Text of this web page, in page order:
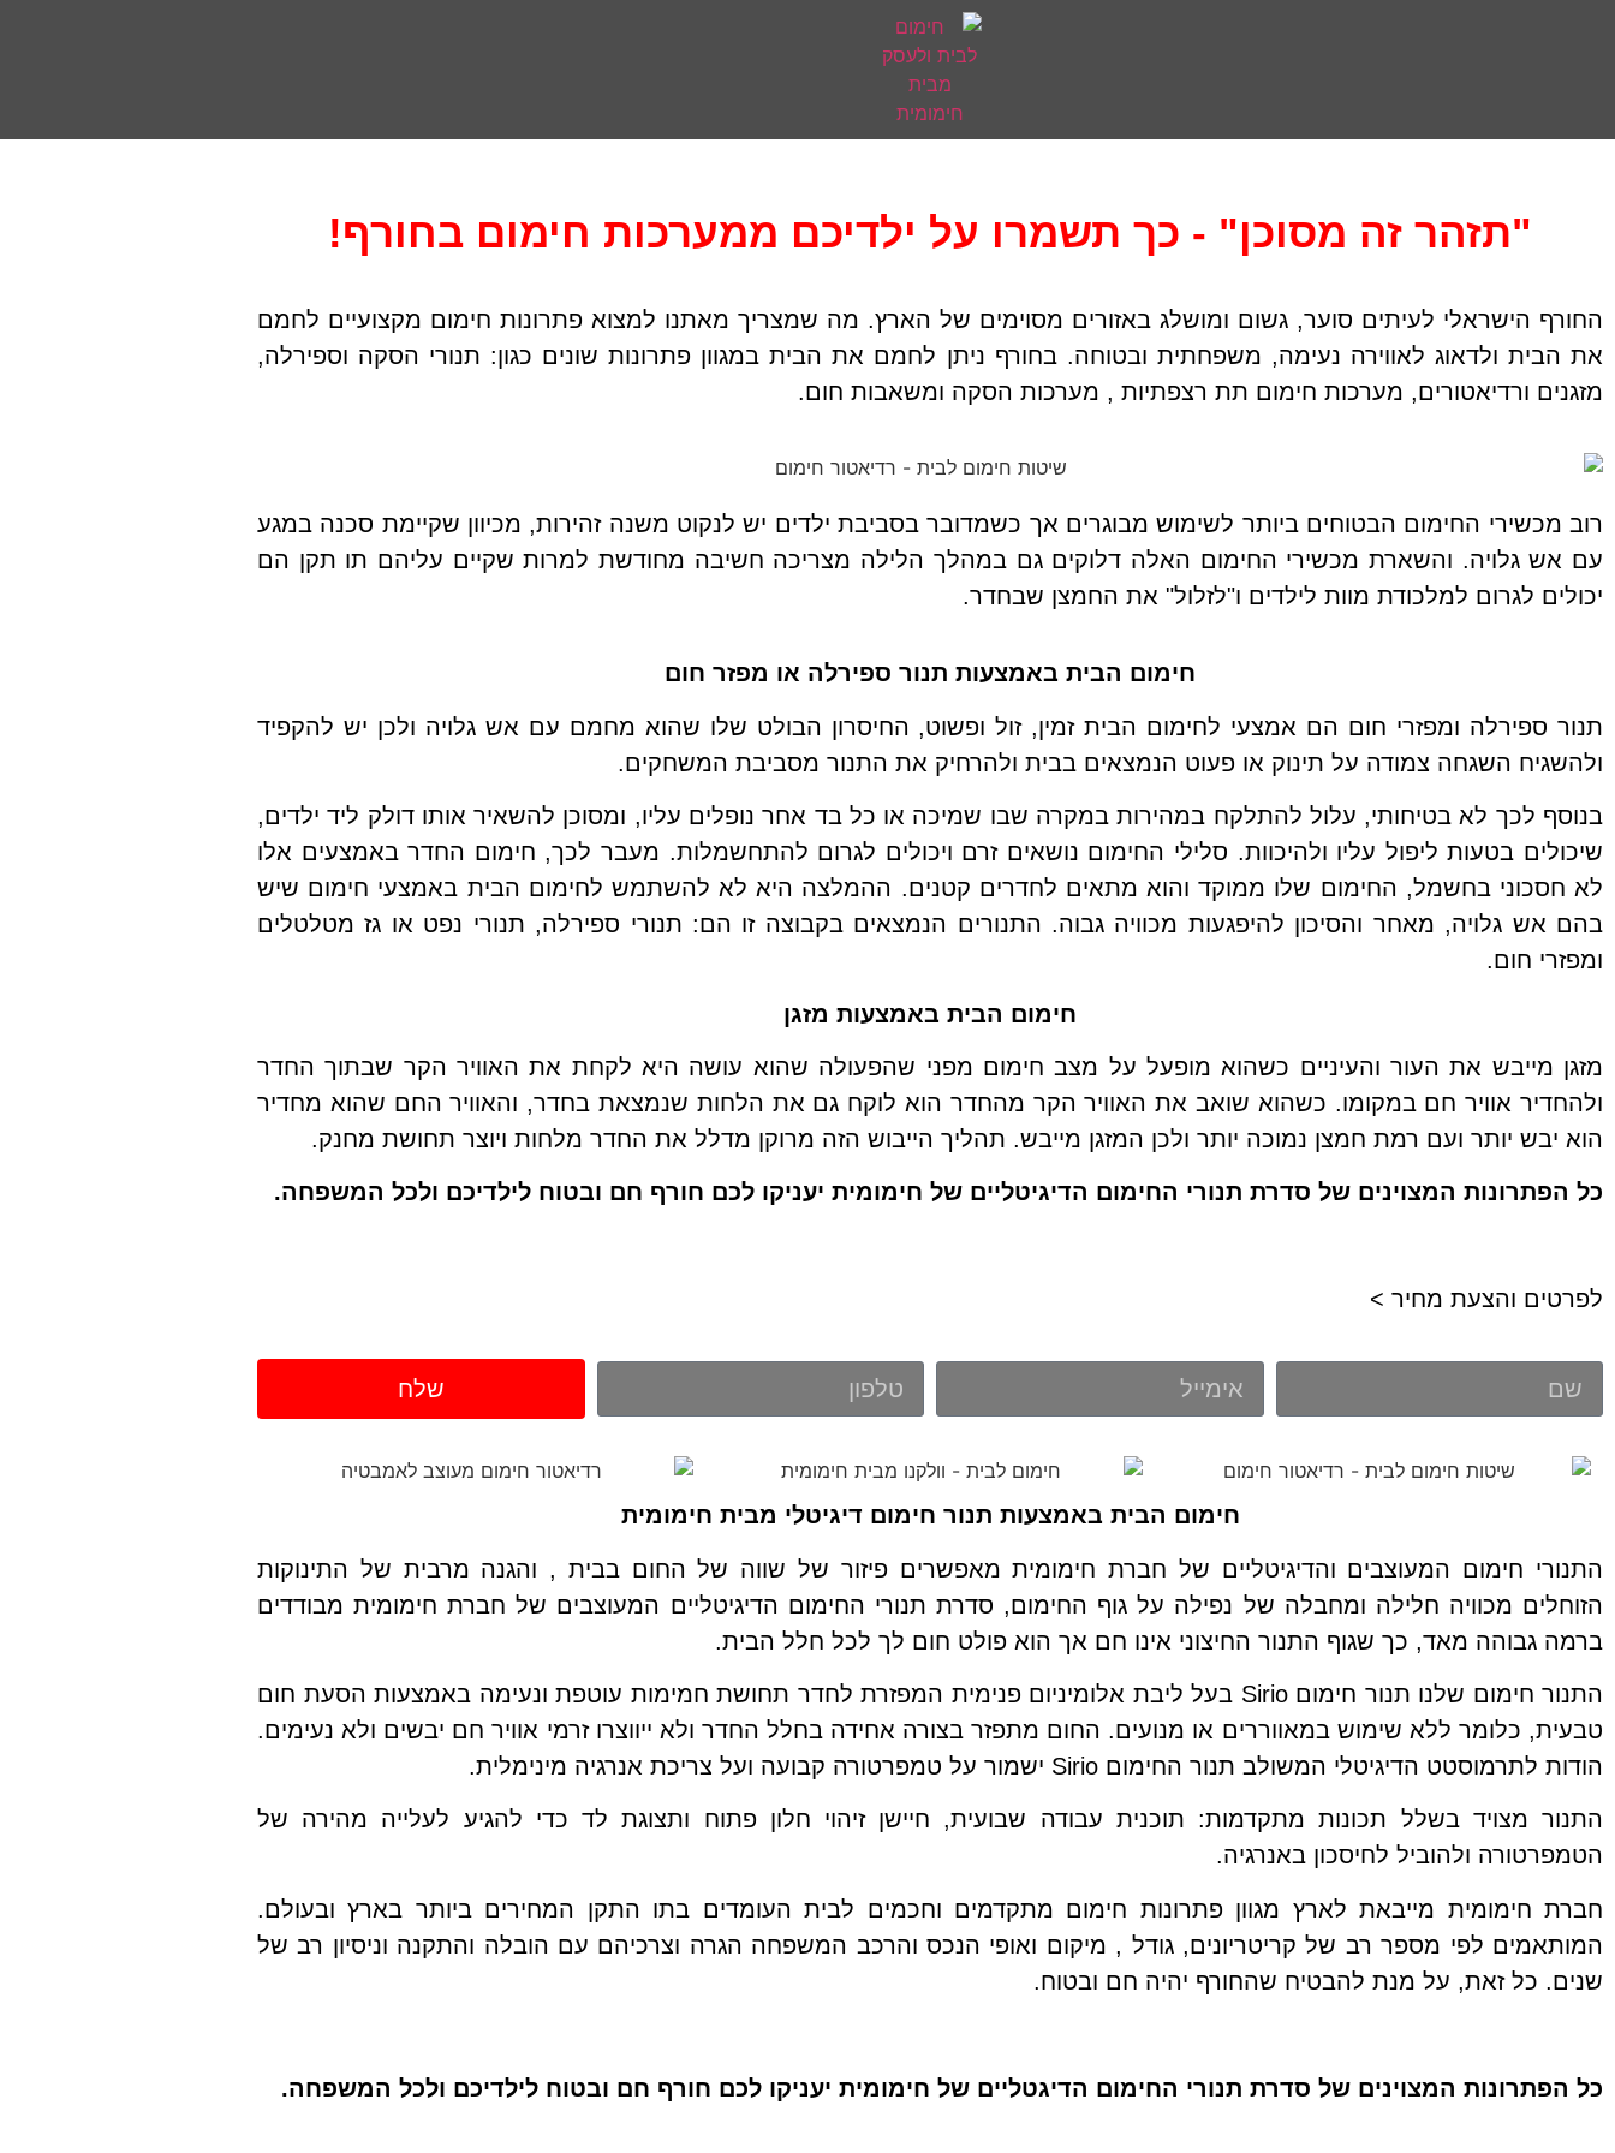
"תזהר זה מסוכן" - כך תשמרו על ילדיכם ממערכות חימום בחורף!
החורף הישראלי לעיתים סוער, גשום ומושלג באזורים מסוימים של הארץ. מה שמצריך מאתנו למצוא פתרונות חימום מקצועיים לחמם
את הבית ולדאוג לאווירה נעימה, משפחתית ובטוחה.בחורף ניתן לחמם את הבית במגוון פתרונות שונים כגון: תנורי הסקה וספירלה,
מזגנים ורדיאטורים, מערכות חימום תת רצפתיות , מערכות הסקה ומשאבות חום.
רוב מכשירי החימום הבטוחים ביותר לשימוש מבוגרים אך כשמדובר בסביבת ילדים יש לנקוט משנה זהירות, מכיוון שקיימת סכנה במגע
עם אש גלויה. והשארת מכשירי החימום האלה דלוקים גם במהלך הלילה מצריכה חשיבה מחודשת למרות שקיים עליהם תו תקן הם
יכולים לגרום למלכודת מוות לילדים ו"לזלול" את החמצן שבחדר.
חימום הבית באמצעות תנור ספירלה או מפזר חום
תנור ספירלה ומפזרי חום הם אמצעי לחימום הבית זמין, זול ופשוט, החיסרון הבולט שלו שהוא מחמם עם אש גלויה ולכן יש להקפיד
ולהשגיח השגחה צמודה על תינוק או פעוט הנמצאים בבית ולהרחיק את התנור מסביבת המשחקים.
בנוסף לכך לא בטיחותי, עלול להתלקח במהירות במקרה שבו שמיכה או כל בד אחר נופלים עליו, ומסוכן להשאיר אותו דולק ליד ילדים,
שיכולים בטעות ליפול עליו ולהיכוות. סלילי החימום נושאים זרם ויכולים לגרום להתחשמלות. מעבר לכך, חימום החדר באמצעים אלו
לא חסכוני בחשמל, החימום שלו ממוקד והוא מתאים לחדרים קטנים. ההמלצה היא לא להשתמש לחימום הבית באמצעי חימום שיש
בהם אש גלויה, מאחר והסיכון להיפגעות מכוויה גבוה. התנורים הנמצאים בקבוצה זו הם: תנורי ספירלה, תנורי נפט או גז מטלטלים
ומפזרי חום.
חימום הבית באמצעות מזגן
מזגן מייבש את העור והעיניים כשהוא מופעל על מצב חימום מפני שהפעולה שהוא עושה היא לקחת את האוויר הקר שבתוך החדר
ולהחדיר אוויר חם במקומו. כשהוא שואב את האוויר הקר מהחדר הוא לוקח גם את הלחות שנמצאת בחדר, והאוויר החם שהוא מחדיר
הוא יבש יותר ועם רמת חמצן נמוכה יותר ולכן המזגן מייבש. תהליך הייבוש הזה מרוקן מדלל את החדר מלחות ויוצר תחושת מחנק.
כל הפתרונות המצוינים של סדרת תנורי החימום הדיגיטליים של חימומית יעניקו לכם חורף חם ובטוח לילדיכם ולכל המשפחה.
לפרטים והצעת מחיר >
שלח
חימום הבית באמצעות תנור חימום דיגיטלי מבית חימומית
התנורי חימום המעוצבים והדיגיטליים של חברת חימומית מאפשרים פיזור של שווה של החום בבית , והגנה מרבית של התינוקות
הזוחלים מכוויה חלילה ומחבלה של נפילה על גוף החימום, סדרת תנורי החימום הדיגיטליים המעוצבים של חברת חימומית מבודדים
ברמה גבוהה מאד, כך שגוף התנור החיצוני אינו חם אך הוא פולט חום לך לכל חלל הבית.
התנור חימום שלנו תנור חימום Sirio בעל ליבת אלומיניום פנימית המפזרת לחדר תחושת חמימות עוטפת ונעימה באמצעות הסעת חום
טבעית, כלומר ללא שימוש במאווררים או מנועים. החום מתפזר בצורה אחידה בחלל החדר ולא ייווצרו זרמי אוויר חם יבשים ולא נעימים.
הודות לתרמוסטט הדיגיטלי המשולב תנור החימום Sirio ישמור על טמפרטורה קבועה ועל צריכת אנרגיה מינימלית.
התנור מצויד בשלל תכונות מתקדמות: תוכנית עבודה שבועית, חיישן זיהוי חלון פתוח ותצוגת לד כדי להגיע לעלייה מהירה של
הטמפרטורה ולהוביל לחיסכון באנרגיה.
חברת חימומית מייבאת לארץ מגוון פתרונות חימום מתקדמים וחכמים לבית העומדים בתו התקן המחירים ביותר בארץ ובעולם.
המותאמים לפי מספר רב של קריטריונים, גודל , מיקום ואופי הנכס והרכב המשפחה הגרה וצרכיהם עם הובלה והתקנה וניסיון רב של
שנים. כל זאת, על מנת להבטיח שהחורף יהיה חם ובטוח.
כל הפתרונות המצוינים של סדרת תנורי החימום הדיגטליים של חימומית יעניקו לכם חורף חם ובטוח לילדיכם ולכל המשפחה.